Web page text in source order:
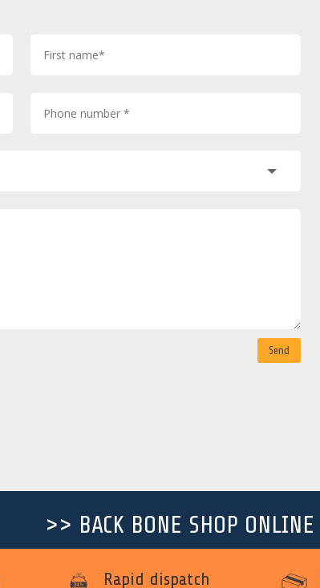
Send
>> BACK BONE SHOP ONLINE
Rapid dispatch